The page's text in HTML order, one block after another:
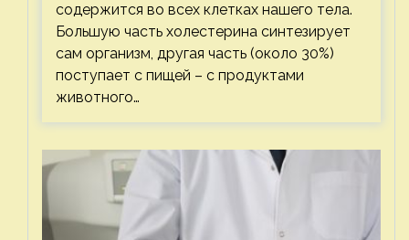
содержится во всех клетках нашего тела.
Большую часть холестерина синтезирует
сам организм, другая часть (около 30%)
поступает с пищей – с продуктами
животного…